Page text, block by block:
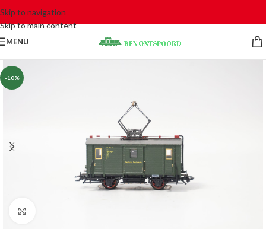
Skip to navigation
Skip to main content
MENU
-10%